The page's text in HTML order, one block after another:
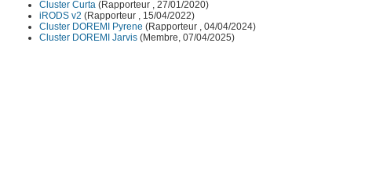
Cluster Curta (Rapporteur , 27/01/2020)
iRODS v2 (Rapporteur , 15/04/2022)
Cluster DOREMI Pyrene (Rapporteur , 04/04/2024)
Cluster DOREMI Jarvis (Membre, 07/04/2025)